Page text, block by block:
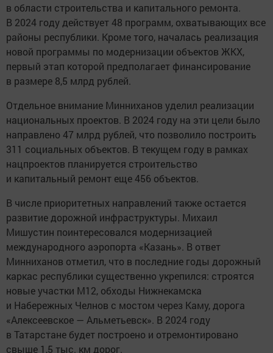
в области строительства и капитального ремонта.
В 2024 году действует 48 программ, охватывающих все
районы республики. Кроме того, началась реализация
новой программы по модернизации объектов ЖКХ,
первый этап которой предполагает финансирование
в размере 8,5 млрд рублей.
Отдельное внимание Минниханов уделил реализации
национальных проектов. В 2024 году на эти цели было
направлено 47 млрд рублей, что позволило построить
311 социальных объектов. В текущем году в рамках
нацпроектов планируется строительство
и капитальный ремонт еще 456 объектов.
В числе приоритетных направлений также остается
развитие дорожной инфраструктуры. Михаил
Мишустин поинтересовался модернизацией
международного аэропорта «Казань». В ответ
Минниханов отметил, что в последние годы дорожный
каркас республики существенно укрепился: строятся
новые участки М12, обходы Нижнекамска
и Набережных Челнов с мостом через Каму, дорога
«Алексеевское — Альметьевск». В 2024 году
в Татарстане будет построено и отремонтировано
свыше 1,5 тыс. км дорог.